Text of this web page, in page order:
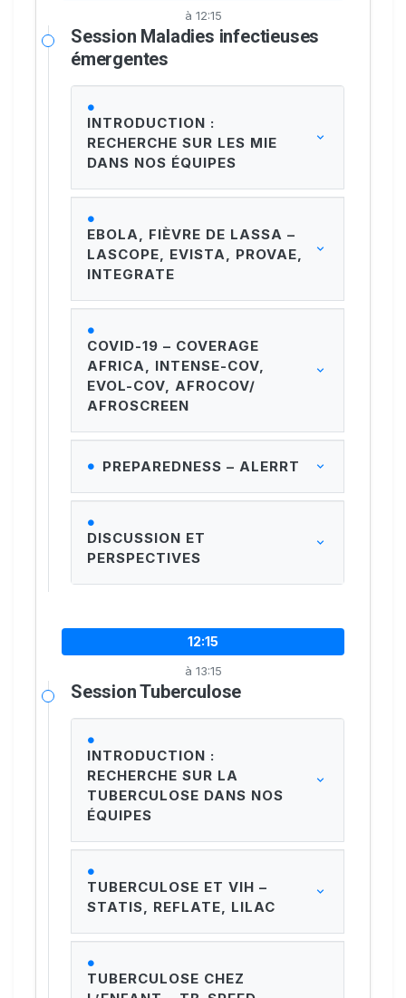
à 12:15
Session Maladies infectieuses
émergentes
INTRODUCTION :
RECHERCHE SUR LES MIE
DANS NOS ÉQUIPES
EBOLA, FIÈVRE DE LASSA –
LASCOPE, EVISTA, PROVAE,
INTEGRATE
COVID-19 – COVERAGE
AFRICA, INTENSE-COV,
EVOL-COV, AFROCOV/
AFROSCREEN
PREPAREDNESS – ALERRT
DISCUSSION ET
PERSPECTIVES
12:15
à 13:15
Session Tuberculose
INTRODUCTION :
RECHERCHE SUR LA
TUBERCULOSE DANS NOS
ÉQUIPES
TUBERCULOSE ET VIH –
STATIS, REFLATE, LILAC
TUBERCULOSE CHEZ